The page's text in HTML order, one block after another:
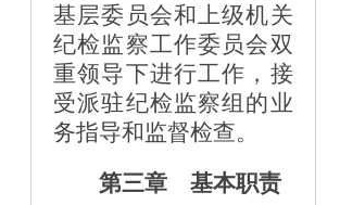
基层委员会和上级机关
纪检监察工作委员会双
重领导下进行工作，接
受派驻纪检监察组的业
务指导和监督检查。
第三章 基本职责